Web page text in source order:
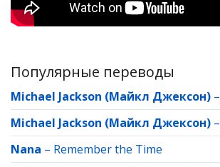
Популярные переводы
Michael Jackson (Майкл Джексон) –
Michael Jackson (Майкл Джексон) –
Nana – Remember the Time